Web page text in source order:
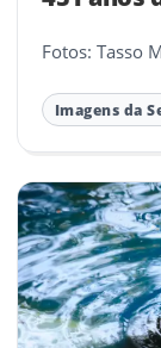
Fotos: Tasso
Imagens da